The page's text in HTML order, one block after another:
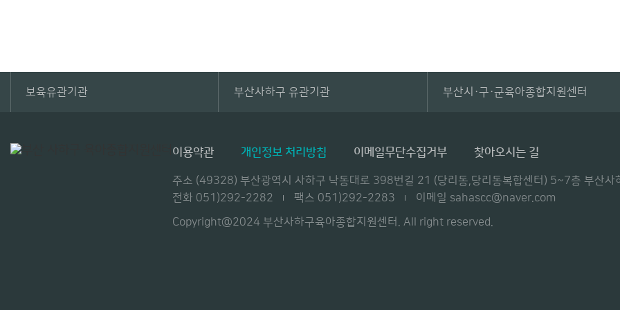
보육유관기관 부산사하구 유관기관 부산시·구·군육아종합지원센터
이용약관 개인정보 처리방침 이메일무단수집거부 찾아오시는 길
주소 (49328) 부산광역시 사하구 낙동대로 398번길 21 (당리동,당리동복합센터) 5~7층 부산사
전화 051)292-2282
팩스 051)292-2283
이메일 sahascc@naver.com
Copyright@2024 부산사하구육아종합지원센터. All right reserved.